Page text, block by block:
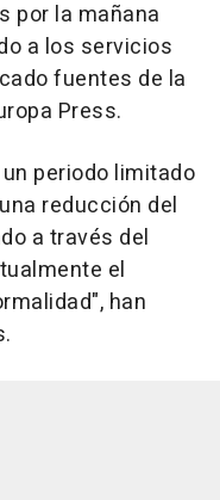
por la mañana
a los servicios
fuentes de la
Press.
periodo limitado
reducción del
a través del
el
han